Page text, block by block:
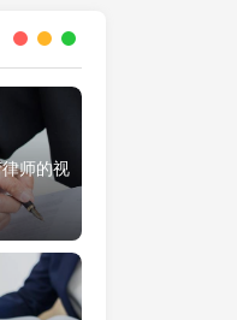
师的视